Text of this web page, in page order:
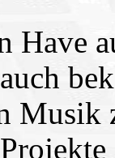
Have
Musik